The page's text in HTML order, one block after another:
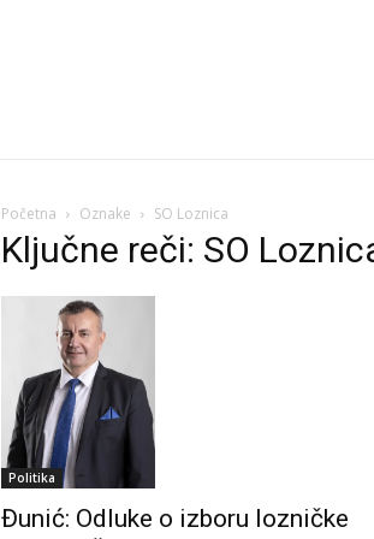
Početna Oznake SO Loznica
Ključne reči: SO
Politika
Đunić: Odluke o izboru lozničke